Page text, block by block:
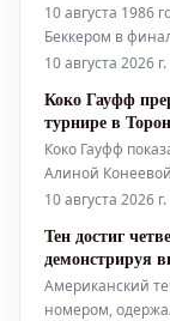
10 августа 1986
Беккером в
6-4, 7-6. Эта
поражение в
одолел его в трех
10 августа 2026 г.
Коко Гауфф
турнире в
Коко Гауфф
Алиной
выйдя в
примечательный
10 августа 2026 г.
Тен достиг
демонстрируя
Американский
номером,